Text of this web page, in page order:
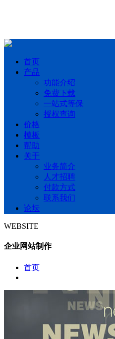
首页
产品
功能介绍
免费下载
一站式等保
授权查询
价格
模板
帮助
关于
业务简介
人才招聘
付款方式
联系我们
论坛
WEBSITE
企业网站制作
首页